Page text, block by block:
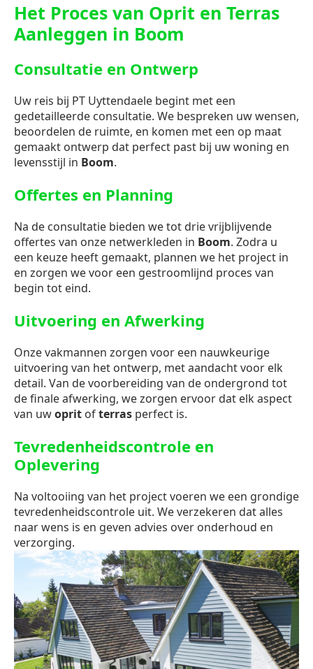
Het Proces van Oprit en Terras
Aanleggen in Boom
Consultatie en Ontwerp
Uw reis bij PT Uyttendaele begint met een
gedetailleerde consultatie. We bespreken uw wensen,
beoordelen de ruimte, en komen met een op maat
gemaakt ontwerp dat perfect past bij uw woning en
levensstijl in Boom.
Offertes en Planning
Na de consultatie bieden we tot drie vrijblijvende
offertes van onze netwerkleden in Boom. Zodra u
een keuze heeft gemaakt, plannen we het project in
en zorgen we voor een gestroomlijnd proces van
begin tot eind.
Uitvoering en Afwerking
Onze vakmannen zorgen voor een nauwkeurige
uitvoering van het ontwerp, met aandacht voor elk
detail. Van de voorbereiding van de ondergrond tot
de finale afwerking, we zorgen ervoor dat elk aspect
van uwoprit ofterras perfect is.
Tevredenheidscontrole en
Oplevering
Na voltooiing van het project voeren we een grondige
tevredenheidscontrole uit. We verzekeren dat alles
naar wens is en geven advies over onderhoud en
verzorging.